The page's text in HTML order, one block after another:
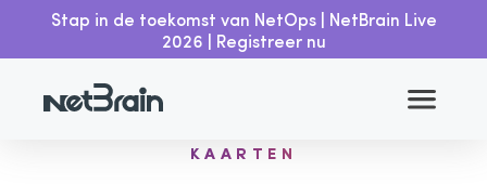
Stap in de toekomst van NetOps | NetBrain Live
2026 | Registreer nu
KAARTEN